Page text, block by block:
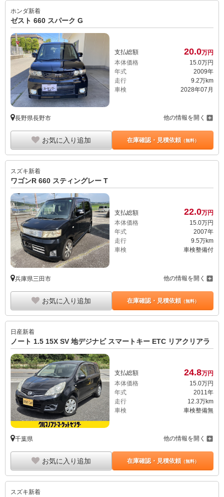
ホンダ新着
ゼスト 660 スパーク G
支払総額 20.0万円
本体価格
15. 0万円
年式
2009年
走行
9.2万km
車検
2028年07月
長野県長野市 他の情報を開く
お気に入り追加 在庫確認・見積依頼（無料）
スズキ新着
ワゴンR 660 スティングレー T
支払総額 22.0万円
本体価格
15.0万円
年式
2007年
走行
9.5万km
車検
車検整備付
兵庫県三田市 他の情報を開く
お気に入り追加 在庫確認・見積依頼（無料）
日産新着
ノート 1.5 15X SV 地デジナビ スマートキー ETC リアクリアラ
支払総額 24.8万円
本体価格
15. 0万円
年式
2011年
走行
12.3万km
車検
車検整備無
千葉県 他の情報を開く
お気に入り追加 在庫確認・見積依頼（無料）
スズキ新着